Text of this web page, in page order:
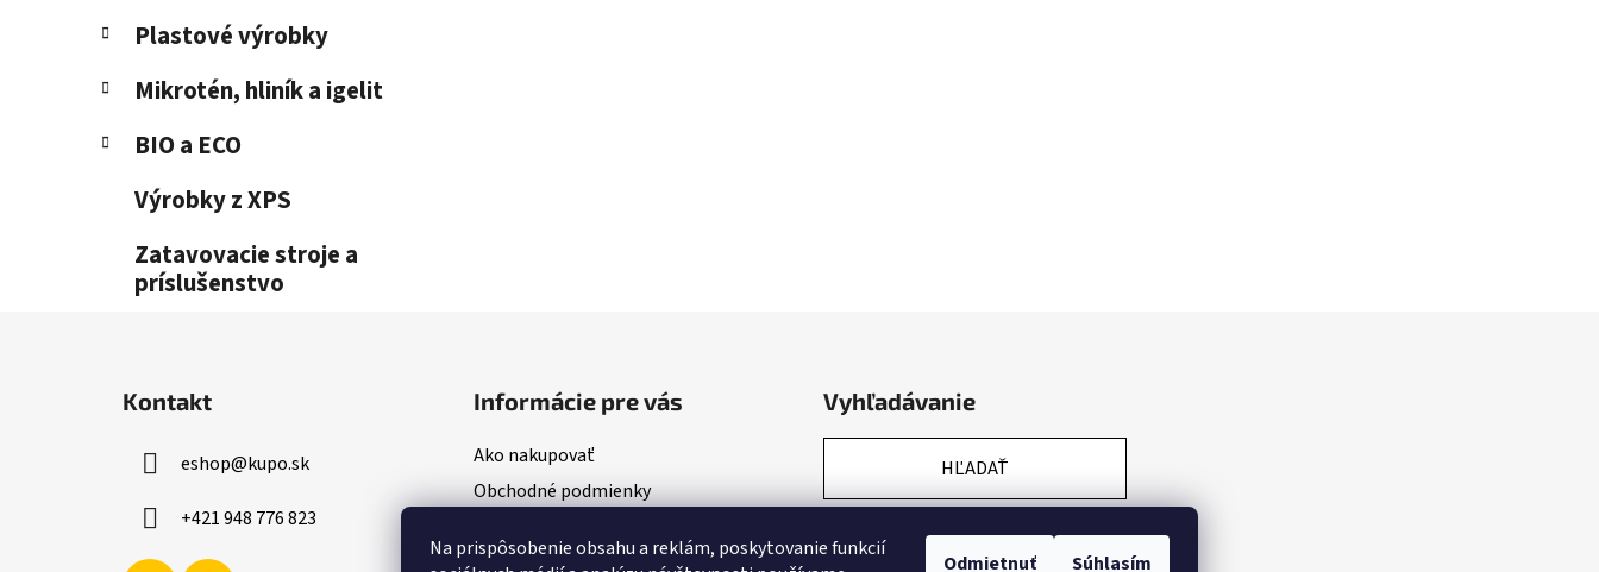
Na prispôsobenie obsahu a reklám, poskytovanie funkcií
Odmietnuť Súhlasím
Plastové výrobky
Mikrotén, hliník a igelit
BIO a ECO
Výrobky z XPS
Zatavovacie stroje a
príslušenstvo
Kontakt
eshop@kupo.sk
+421 948 776 823
Informácie pre vás
Ako nakupovať
Obchodné podmienky
Vyhľadávanie
HĽADAŤ